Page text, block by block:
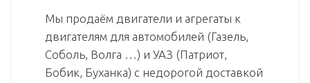
Мы продаём двигатели и агрегаты к
двигателям для автомобилей (Газель,
Соболь, Волга …) и УАЗ (Патриот,
Бобик, Буханка) с недорогой доставкой